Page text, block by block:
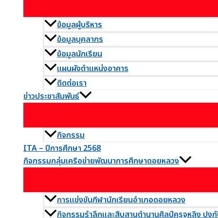
ข้อมูลผู้บริหาร
ข้อมูลบุคลากร
ข้อมูลนักเรียน
แผนผังตำแหน่งอาคาร
ติดต่อเรา
ข่าวประชาสัมพันธ์
กิจกรรม
ITA – ปีการศึกษา 2568
กิจกรรมกลุ่มเครือข่ายพัฒนาการศึกษาดอยหลวง
การแข่งขันกีฬานักเรียนอำเภอดอยหลวง
กิจกรรมรำลึกและสืบสานตำนานศิลป์ครูจูหลิง ปง